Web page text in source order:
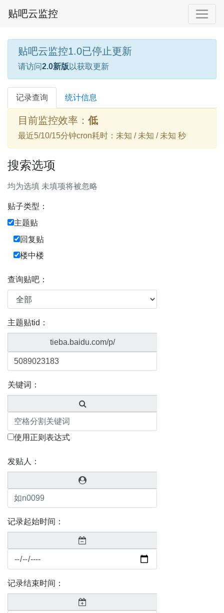
贴吧云监控
贴吧云监控1.0已停止更新
请访问2.0新版 以获取更新
记录查询 统计信息
目前监控效率： 低
最近5/10/15分钟cron耗时：未知 / 未知 / 未知 秒
搜索选项
均为选填 未填项将被忽略
贴子类型：
主题贴
回复贴
楼中楼
查询贴吧：
主题贴tid：
tieba.baidu.com/p/
关键词：
使用正则表达式
发贴人：
记录起始时间：
记录结束时间：